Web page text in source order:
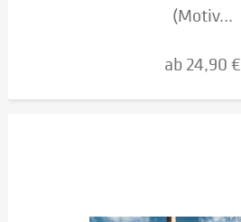
(Motiv...
ab 24,90 €